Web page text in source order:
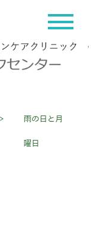
＞ 雨の日と月
曜日